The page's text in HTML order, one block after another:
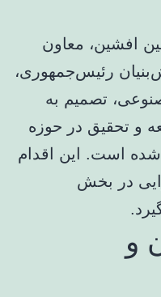
افشین، معاون
رئیس‌جمهوری،
تصمیم به
و تحقیق در حوزه
است. این اقدام
در بخش
و